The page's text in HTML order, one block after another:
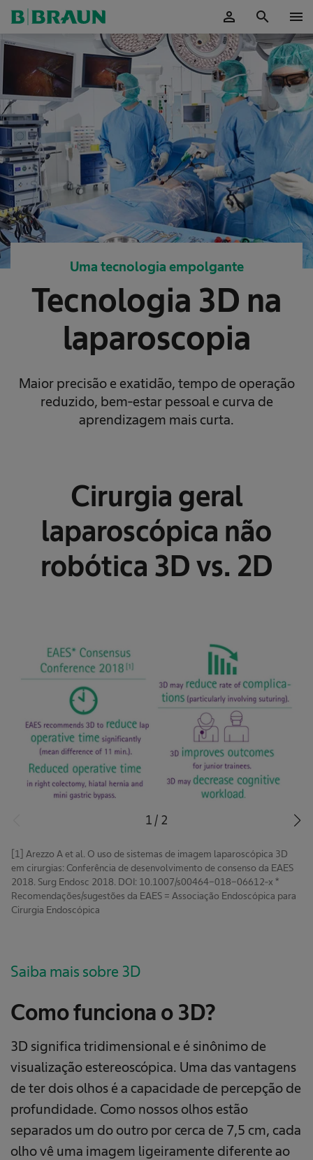
person search menu
Uma tecnologia empolgante
Tecnologia 3D na
laparoscopia
Maior precisão e exatidão, tempo de operação
reduzido, bem-estar pessoal e curva de
aprendizagem mais curta.
Cirurgia geral
laparoscópica não
robótica 3D vs. 2D
1 / 2
[1] Arezzo A et al. O uso de sistemas de imagem laparoscópica 3D
em cirurgias: Conferência de desenvolvimento de consenso da EAES
2018. Surg Endosc 2018. DOI: 10.1007/s00464-018-06612-x *
Recomendações/sugestões da EAES = Associação Endoscópica para
Cirurgia Endoscópica
Saiba mais sobre 3D
Como funciona o 3D?
3D significa tridimensional e é sinônimo de
visualização estereoscópica. Uma das vantagens
de ter dois olhos é a capacidade de percepção de
profundidade. Como nossos olhos estão
separados um do outro por cerca de 7,5 cm, cada
olho vê uma imagem ligeiramente diferente ao